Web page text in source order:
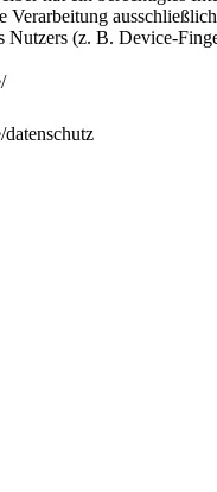
Verarbeitung
(z. B. Device-